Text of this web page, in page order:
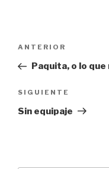
entradas
Entrada
anterior:
ANTERIOR
Paquita, o lo
Siguiente
entrada
SIGUIENTE
Sin equipaje